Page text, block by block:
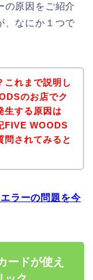
の原因をご紹介
、なにか１つで
これまで説明し
のお店でク
生する原因は
FIVE WOODS
問されてみると
ラーの問題を今
ードが使え